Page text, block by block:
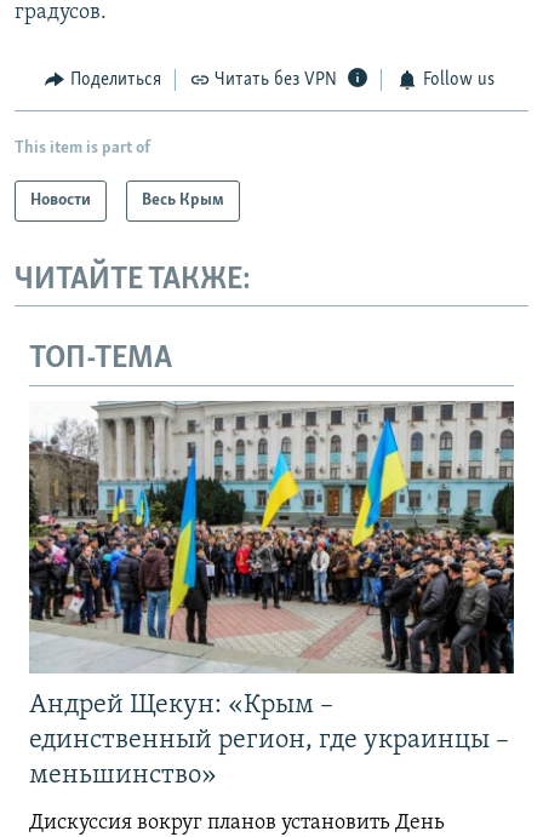
градусов.
Поделиться Читать без VPN Follow us
This item is part of
Новости Весь Крым
ЧИТАЙТЕ ТАКЖЕ:
ТОП-ТЕМА
Андрей Щекун: «Крым –
единственный регион, где украинцы –
меньшинство»
Дискуссия вокруг планов установить День